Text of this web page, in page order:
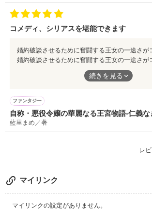
コメディ、シリアスを堪能できます
婚約破談させるために奮闘する王女の一途さが
ス両方とも堪能できます。
軽快で最後まで飽きさせないテンポと展開は読
王女と騎士団長、身分違いの恋の結末をワクワ
ら楽しめる作品です
続きを見る
ファンタジー
自称・悪役令嬢の華麗なる王宮物語-仁義
目標です-
藍里まめ／著
レ
マイリンク
マイリンクの設定がありません。